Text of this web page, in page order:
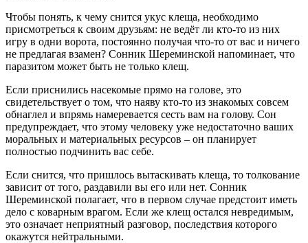
Чтобы понять, к чему снится укус клеща, необходимо
присмотреться к своим друзьям: не ведёт ли кто-то из них
игру в одни ворота, постоянно получая что-то от вас и ничего
не предлагая взамен? Сонник Шереминской напоминает, что
паразитом может быть не только клещ.
Если приснились насекомые прямо на голове, это
свидетельствует о том, что наяву кто-то из знакомых совсем
обнаглел и впрямь намеревается сесть вам на голову. Сон
предупреждает, что этому человеку уже недостаточно ваших
моральных и материальных ресурсов – он планирует
полностью подчинить вас себе.
Если снится, что пришлось вытаскивать клеща, то толкование
зависит от того, раздавили вы его или нет. Сонник
Шереминской полагает, что в первом случае предстоит иметь
дело с коварным врагом. Если же клещ остался невредимым,
это означает неприятный разговор, последствия которого
окажутся нейтральными.